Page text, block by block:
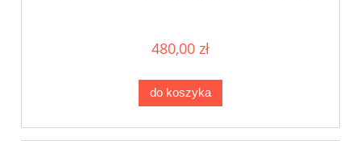
480,00 zł
do koszyka